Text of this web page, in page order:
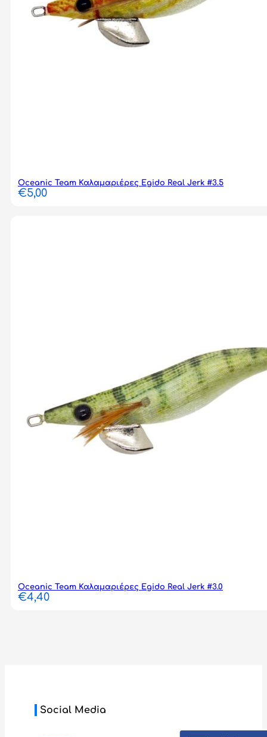
Oceanic Team Καλαμαριέρες Egido Real Jerk #3.5
€5,00
Oceanic Team Καλαμαριέρες Egido Real Jerk #3.0
€4,40
Social Media